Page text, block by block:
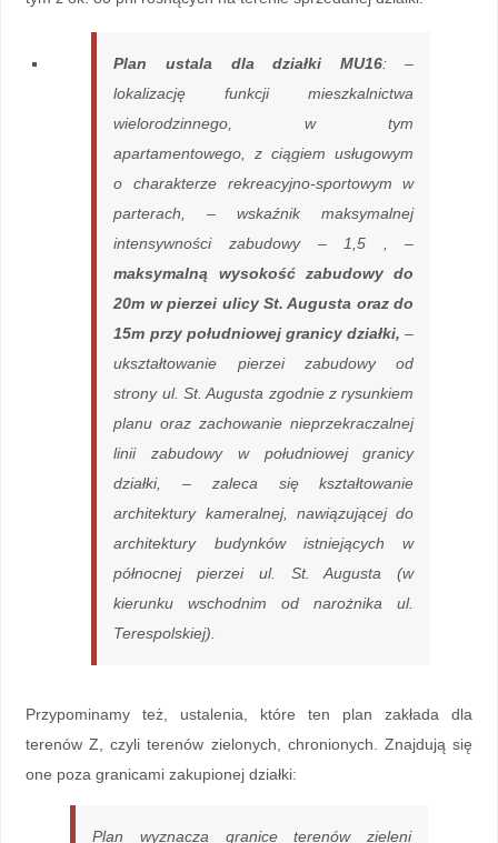
Plan ustala dla działki MU16: –
lokalizację funkcji mieszkalnictwa
wielorodzinnego, w tym
apartamentowego, z ciągiem usługowym
o charakterze rekreacyjno-sportowym w
parterach, – wskaźnik maksymalnej
intensywności zabudowy – 1,5 , –
maksymalną wysokość zabudowy do
20m w pierzei ulicy St. Augusta oraz do
15m przy południowej granicy działki, –
ukształtowanie pierzei zabudowy od
strony ul. St. Augusta zgodnie z rysunkiem
planu oraz zachowanie nieprzekraczalnej
linii zabudowy w południowej granicy
działki, – zaleca się kształtowanie
architektury kameralnej, nawiązującej do
architektury budynków istniejących w
północnej pierzei ul. St. Augusta (w
kierunku wschodnim od narożnika ul.
Terespolskiej).
Przypominamy też, ustalenia, które ten plan zakłada dla
terenów Z, czyli terenów zielonych, chronionych. Znajdują się
one poza granicami zakupionej działki:
Plan wyznacza granice terenów zieleni